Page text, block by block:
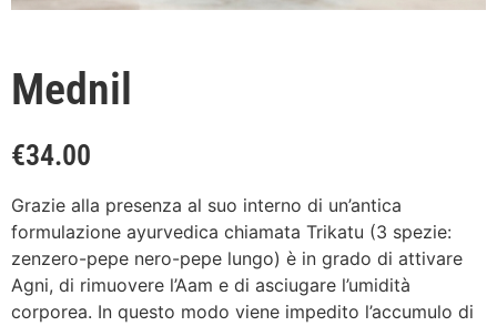
Mednil
€34.00
Grazie alla presenza al suo interno di un’antica
formulazione ayurvedica chiamata Trikatu (3 spezie:
zenzero-pepe nero-pepe lungo) è in grado di attivare
Agni, di rimuovere l’Aam e di asciugare l’umidità
corporea. In questo modo viene impedito l’accumulo di